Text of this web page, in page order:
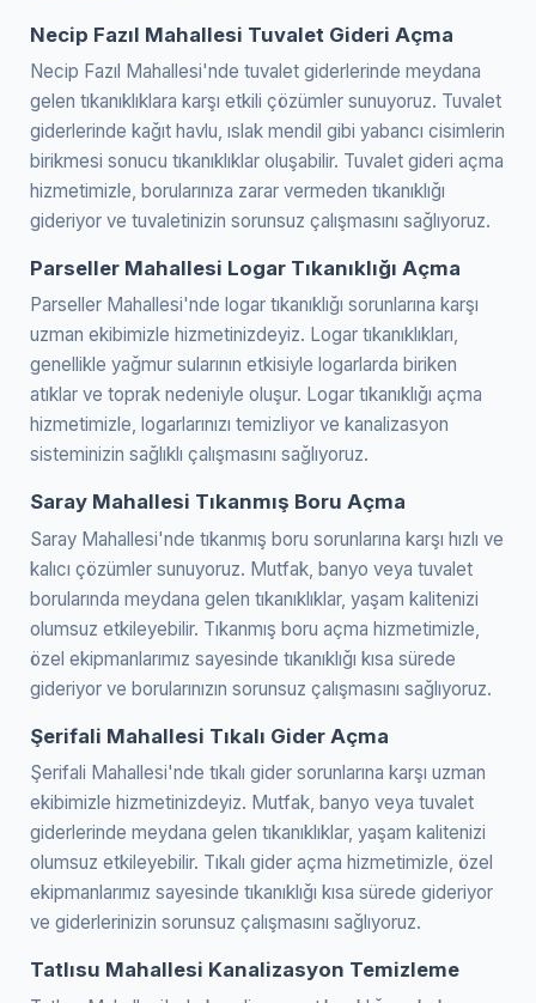
Necip Fazıl Mahallesi Tuvalet Gideri Açma
Necip Fazıl Mahallesi'nde tuvalet giderlerinde meydana
gelen tıkanıklıklara karşı etkili çözümler sunuyoruz. Tuvalet
giderlerinde kağıt havlu, ıslak mendil gibi yabancı cisimlerin
birikmesi sonucu tıkanıklıklar oluşabilir. Tuvalet gideri açma
hizmetimizle, borularınıza zarar vermeden tıkanıklığı
gideriyor ve tuvaletinizin sorunsuz çalışmasını sağlıyoruz.
Parseller Mahallesi Logar Tıkanıklığı Açma
Parseller Mahallesi'nde logar tıkanıklığı sorunlarına karşı
uzman ekibimizle hizmetinizdeyiz. Logar tıkanıklıkları,
genellikle yağmur sularının etkisiyle logarlarda biriken
atıklar ve toprak nedeniyle oluşur. Logar tıkanıklığı açma
hizmetimizle, logarlarınızı temizliyor ve kanalizasyon
sisteminizin sağlıklı çalışmasını sağlıyoruz.
Saray Mahallesi Tıkanmış Boru Açma
Saray Mahallesi'nde tıkanmış boru sorunlarına karşı hızlı ve
kalıcı çözümler sunuyoruz. Mutfak, banyo veya tuvalet
borularında meydana gelen tıkanıklıklar, yaşam kalitenizi
olumsuz etkileyebilir. Tıkanmış boru açma hizmetimizle,
özel ekipmanlarımız sayesinde tıkanıklığı kısa sürede
gideriyor ve borularınızın sorunsuz çalışmasını sağlıyoruz.
Şerifali Mahallesi Tıkalı Gider Açma
Şerifali Mahallesi'nde tıkalı gider sorunlarına karşı uzman
ekibimizle hizmetinizdeyiz. Mutfak, banyo veya tuvalet
giderlerinde meydana gelen tıkanıklıklar, yaşam kalitenizi
olumsuz etkileyebilir. Tıkalı gider açma hizmetimizle, özel
ekipmanlarımız sayesinde tıkanıklığı kısa sürede gideriyor
ve giderlerinizin sorunsuz çalışmasını sağlıyoruz.
Tatlısu Mahallesi Kanalizasyon Temizleme